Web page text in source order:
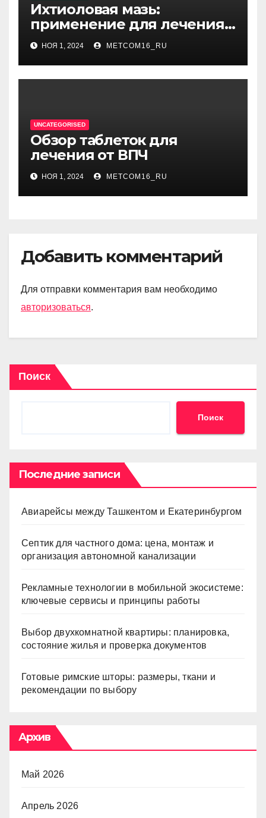
Ихтиоловая мазь:
применение для лечения
фурункулов
НОЯ 1, 2024 METCOM16_RU
UNCATEGORISED
Обзор таблеток для
лечения от ВПЧ
НОЯ 1, 2024 METCOM16_RU
Добавить комментарий
Для отправки комментария вам необходимо
авторизоваться.
Поиск
Поиск
Последние записи
Авиарейсы между Ташкентом и Екатеринбургом
Септик для частного дома: цена, монтаж и
организация автономной канализации
Рекламные технологии в мобильной экосистеме:
ключевые сервисы и принципы работы
Выбор двухкомнатной квартиры: планировка,
состояние жилья и проверка документов
Готовые римские шторы: размеры, ткани и
рекомендации по выбору
Архив
Май 2026
Апрель 2026